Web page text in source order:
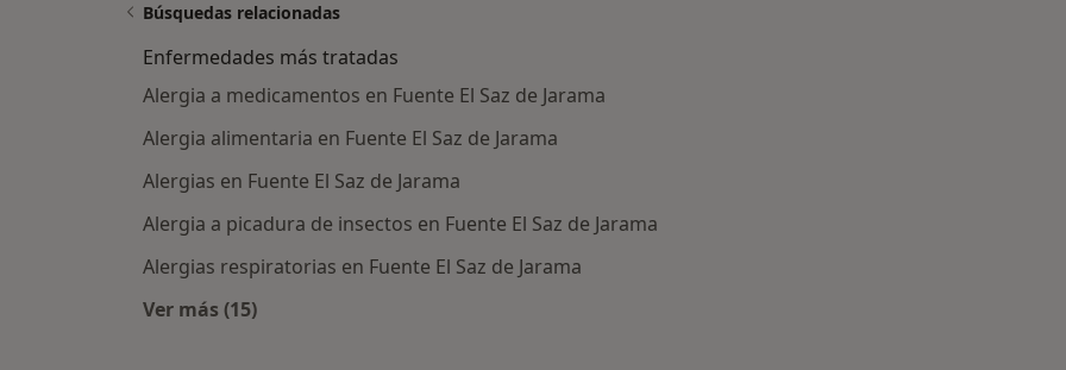
Búsquedas relacionadas
Enfermedades más tratadas
Alergia a medicamentos en Fuente El Saz de Jarama
Alergia alimentaria en Fuente El Saz de Jarama
Alergias en Fuente El Saz de Jarama
Alergia a picadura de insectos en Fuente El Saz de Jarama
Alergias respiratorias en Fuente El Saz de Jarama
Ver más (15)